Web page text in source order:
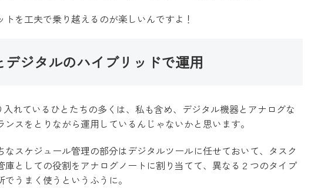
トを工夫で乗り越えるのが楽しいんですよ！
デジタルのハイブリッドで運用
入れているひとたちの多くは、私も含め、デジタル機器とアナログな
ンスをとりながら運用しているんじゃないかと思います。
なスケジュール管理の部分はデジタルツールに任せておいて、タスク
庫としての役割をアナログノートに割り当てて、異なる２つのタイプ
うまく使うというふうに。